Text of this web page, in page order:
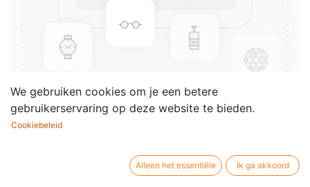
18 Fugues in 2 parts
de Regt Hendrik
We gebruiken cookies om je een betere
gebruikerservaring op deze website te bieden.
Cookiebeleid
Alleen het essentiële Ik ga akkoord